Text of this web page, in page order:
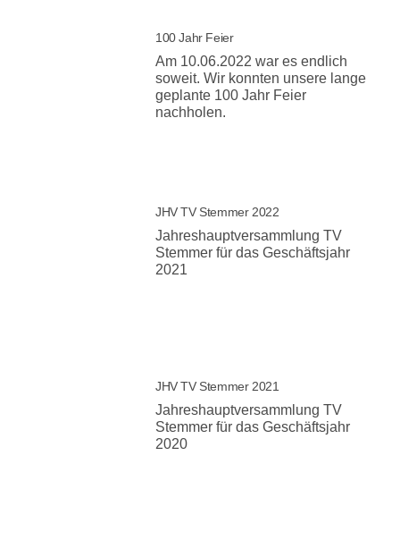
100 Jahr Feier
Am 10.06.2022 war es endlich
soweit. Wir konnten unsere lange
geplante 100 Jahr Feier
nachholen.
JHV TV Stemmer 2022
Jahreshauptversammlung TV
Stemmer für das Geschäftsjahr
2021
JHV TV Stemmer 2021
Jahreshauptversammlung TV
Stemmer für das Geschäftsjahr
2020